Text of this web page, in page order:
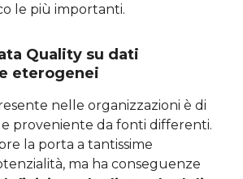
le più importanti.
Quality su dati
eterogenei
nelle organizzazioni è di
proveniente da fonti differenti.
la porta a tantissime
ma ha conseguenze